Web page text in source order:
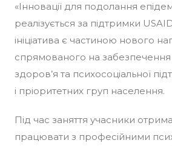
«Інновації для подолання
реалізується за підтримки
ініціатива є частиною нового
спрямованого на забезпечення
здоров’я та психосоціальної
і пріоритетних груп населення.
Під час заняття учасники
працювати з професійними